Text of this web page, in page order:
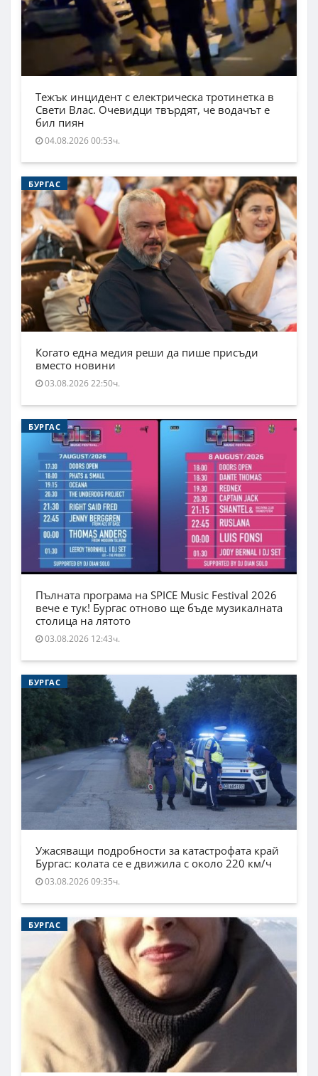
Тежък инцидент с електрическа тротинетка в
Свети Влас. Очевидци твърдят, че водачът е
бил пиян
04.08.2026 00:53ч.
БУРГАС
Когато една медия реши да пише присъди
вместо новини
03.08.2026 22:50ч.
БУРГАС
Пълната програма на SPICE Music Festival 2026
вече е тук! Бургас отново ще бъде музикалната
столица на лятото
03.08.2026 12:43ч.
БУРГАС
Ужасяващи подробности за катастрофата край
Бургас: колата се е движила с около 220 км/ч
03.08.2026 09:35ч.
БУРГАС